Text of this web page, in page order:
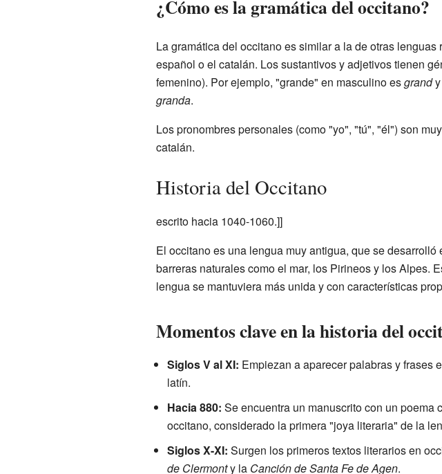
¿Cómo es la gramática del occitano?
La gramática del occitano es similar a la de otras lenguas
español o el catalán. Los sustantivos y adjetivos tienen
femenino). Por ejemplo, "grande" en masculino esgrandy
granda.
Los pronombres personales (como "yo", "tú", "él") son
catalán.
Historia del Occitano
escrito hacia 1040-1060.]]
El occitano es una lengua muy antigua, que se desarrolló
barreras naturales como el mar, los Pirineos y los Alpes.
lengua se mantuviera más unida y con características
Momentos clave en la historia del
Siglos V al XI: Empiezan a aparecer palabras y frases
latín.
Hacia 880: Se encuentra un manuscrito con un poema
occitano, considerado la primera "joya literaria" de la
Siglos X-XI: Surgen los primeros textos literarios en
de Clermonty la Canción de Santa Fe de Agen.